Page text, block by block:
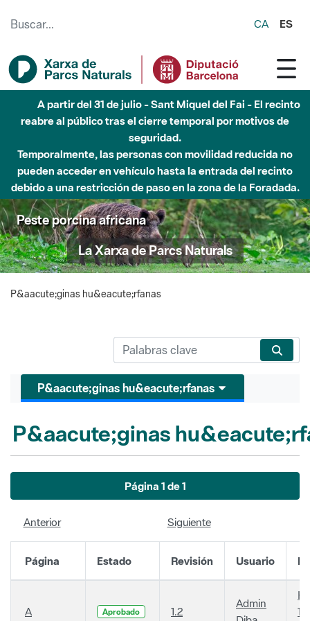
CA ES
A partir del 31 de julio - Sant Miquel del Fai - El recinto
reabre al público tras el cierre temporal por motivos de
seguridad.
Temporalmente, las personas con movilidad reducida no
pueden acceder en vehículo hasta la entrada del recinto
debido a una restricción de paso en la zona de la Foradada.
Peste porcina africana
La Xarxa de Parcs Naturals
P&aacute;ginas hu&eacute;rfanas
P&aacute;ginas hu&eacute;rfanas
P&aacute;ginas
Página 1 de 1
Anterior Siguiente
Página Estado Revisión Usuario
A Aprobado 1.2
Admin
14